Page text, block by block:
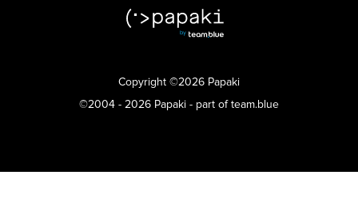
Copyright ©2026 Papaki
©2004 - 2026 Papaki - part of team.blue